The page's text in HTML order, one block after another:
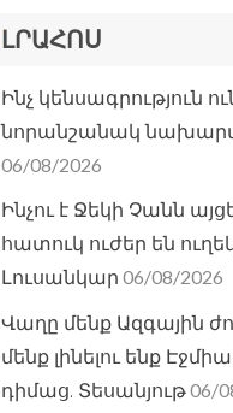
ԼՐԱՀՈՍ
Ինչ կենսագրություն
նորանշանակ
06/08/2026
Ինչու է Ջեկի Չանն
հատուկ ուժեր են
Լուսանկար 06/08/2026
Վաղը մենք Ազգային
մենք լինելու ենք
դիմաց. Տեսանյութ06/